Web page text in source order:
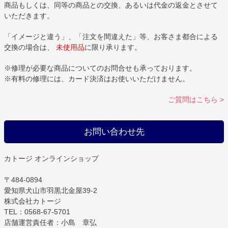
商品もしくは、同等の商品との交換、あるいは代金の返金とさせて
いただきます。
「イメージと違う」、「注文を間違えた」等、お客さま都合による
交換の場合は、 未使用品に限り承ります。
※修理が必要な商品についてのお問合せも承っております。
※有料の修理には、カード決済はお使いいただけません。
ご質問はこちら >
お問い合わせ先
カトージ オンラインショップ
〒484-0894
愛知県犬山市羽黒北金屋39-2
株式会社カトージ
TEL：0568-67-5701
店舗運営責任者：小島 章弘